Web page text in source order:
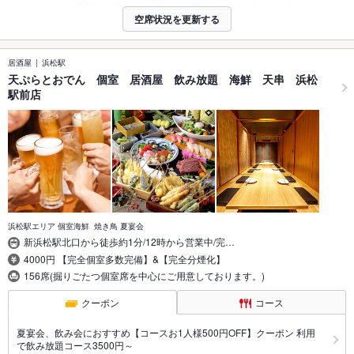
空席状況を更新する
居酒屋 浜松駅
天ぷらとおでん 個室 居酒屋 飲み放題 海鮮 天串 浜松
駅前店
浜松駅エリア 個室海鮮 焼き鳥 夏宴会
新浜松駅北口から徒歩約1分/12時から営業中/完…
4000円 【完全個室多数完備】&【完全分煙化】
156席(掘りごたつ個室席を中心にご用意しております。)
クーポン コース
夏宴会、飲み会におすすめ【コースお1人様500円OFF】クーポン 利用
で飲み放題コース3500円～